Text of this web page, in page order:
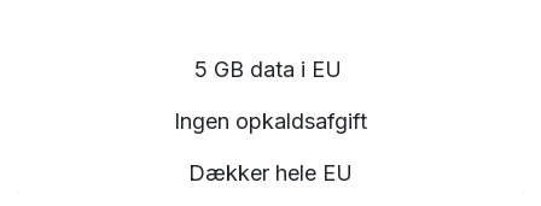
5 GB data i EU
Ingen opkaldsafgift
Dækker hele EU